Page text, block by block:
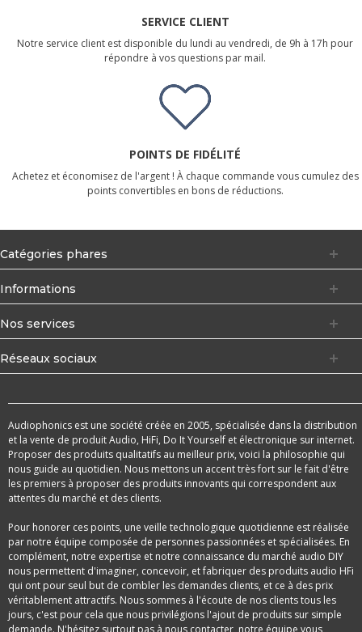
SERVICE CLIENT
Notre service client est disponible du lundi au vendredi, de 9h à 17h pour
répondre à vos questions par mail.
POINTS DE FIDÉLITÉ
Achetez et économisez de l'argent ! À chaque commande vous cumulez des
points convertibles en bons de réductions.
Catégories phares
Informations
Nos services
Réseaux sociaux
Audiophonics est une société créée en 2005, spécialisée dans la distribution
et la vente de produit Audio, HiFi, Do It Yourself et électronique sur internet.
Proposer des produits qualitatifs au meilleur prix, voici la philosophie qui
nous guide au quotidien. Nous mettons un accent très fort sur le fait d'être
les premiers à proposer des produits innovants qui correspondent aux
attentes du marché et des clients.
Pour honorer ces points, une veille technologique quotidienne est réalisée
par notre équipe composée de personnes passionnées et spécialisées. En
complément, notre expertise et notre connaissance du marché audio DIY
nous permettent d'imaginer, concevoir, et fabriquer des produits audio HFi
qui ont pour seul but de combler les demandes clients, et ce à des prix
véritablement attractifs. Nous sommes à l'écoute de nos clients tous les
jours, c'est pour cela que nous privilégions l'ajout de produits sur simple
demande. N'hésitez surtout pas à nous contacter, notre équipe vous